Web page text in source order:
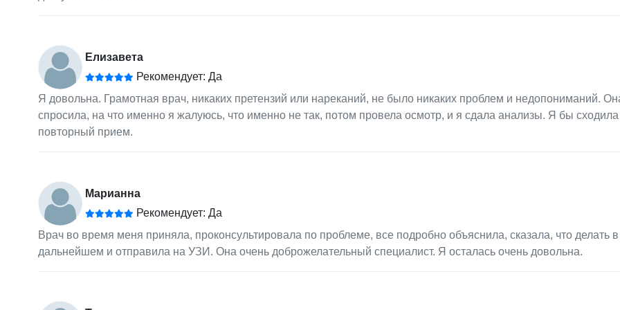
Елизавета
Рекомендует: Да
Я довольна. Грамотная врач, никаких претензий или нареканий, не было никаких проблем и недопониманий.
спросила, на что именно я жалуюсь, что именно не так, потом провела осмотр, и я сдала анализы. Я бы сходила
повторный прием.
Марианна
Рекомендует: Да
Врач во время меня приняла, проконсультировала по проблеме, все подробно объяснила, сказала, что делать в
дальнейшем и отправила на УЗИ. Она очень доброжелательный специалист. Я осталась очень довольна.